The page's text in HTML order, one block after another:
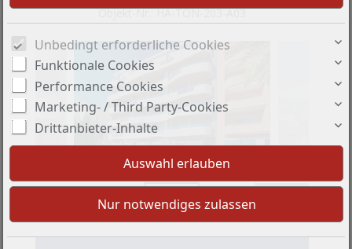
Objekt-Nr.: HA-TON-203-A03
Unbedingt erforderliche Cookies
Funktionale Cookies
Performance Cookies
Marketing- / Third Party-Cookies
Drittanbieter-Inhalte